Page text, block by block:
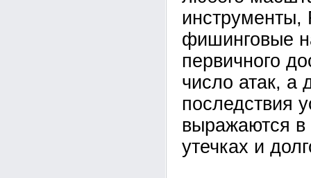
фишинговые
первичного
число атак, а
последствия
выражаются в
утечках и